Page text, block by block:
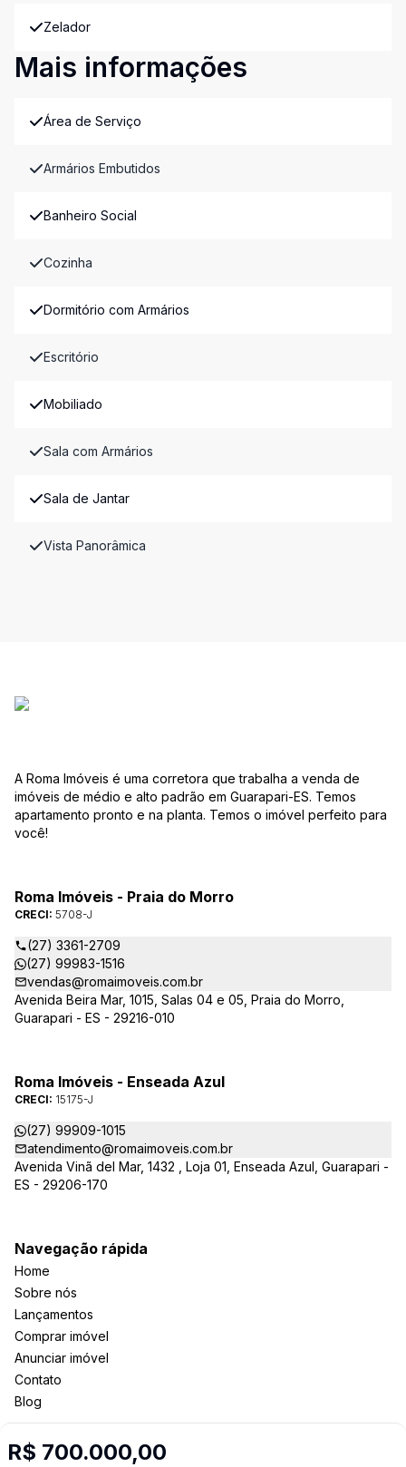
Zelador
Mais informações
Área de Serviço
Armários Embutidos
Banheiro Social
Cozinha
Dormitório com Armários
Escritório
Mobiliado
Sala com Armários
Sala de Jantar
Vista Panorâmica
R$ 700.000,00
A Roma Imóveis é uma corretora que trabalha a venda de
imóveis de médio e alto padrão em Guarapari-ES. Temos
apartamento pronto e na planta. Temos o imóvel perfeito para
você!
Roma Imóveis - Praia do Morro
CRECI: 5708-J
(27) 3361-2709
(27) 99983-1516
vendas@romaimoveis.com.br
Avenida Beira Mar, 1015, Salas 04 e 05, Praia do Morro,
Guarapari - ES - 29216-010
Roma Imóveis - Enseada Azul
CRECI: 15175-J
(27) 99909-1015
atendimento@romaimoveis.com.br
Avenida Vinã del Mar, 1432 , Loja 01, Enseada Azul, Guarapari -
ES - 29206-170
Navegação rápida
Home
Sobre nós
Lançamentos
Comprar imóvel
Anunciar imóvel
Contato
Blog